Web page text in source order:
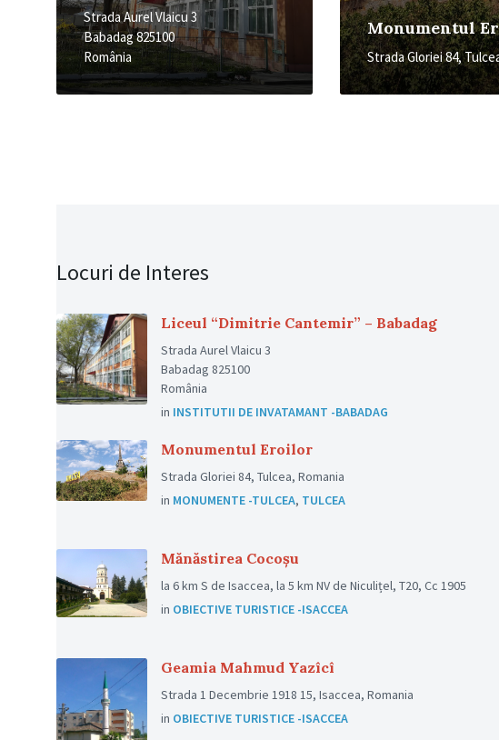
Strada Aurel Vlaicu 3
Babadag 825100
România
Monumentul
Strada Gloriei 84,
Locuri de Interes
Liceul “Dimitrie Cantemir” – Babadag
Strada Aurel Vlaicu 3
Babadag 825100
România
in INSTITUTII DE INVATAMANT -BABADAG
Monumentul Eroilor
Strada Gloriei 84, Tulcea, Romania
in MONUMENTE -TULCEA, TULCEA
Mănăstirea Cocoșu
la 6 km S de Isaccea, la 5 km NV de Niculițel, T20, Cc 1905
in OBIECTIVE TURISTICE -ISACCEA
Geamia Mahmud Yazîcî
Strada 1 Decembrie 1918 15, Isaccea, Romania
in OBIECTIVE TURISTICE -ISACCEA